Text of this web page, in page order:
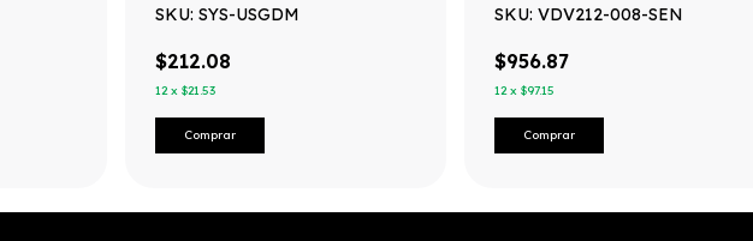
SKU: SYS-USGDM
$212.08
12 x$21.53
SKU: VDV212-008-SEN
$956.87
12 x $97.15